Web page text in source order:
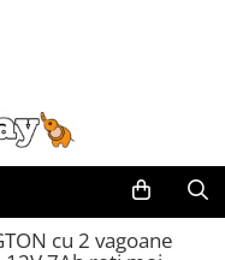
cu 2 vagoane